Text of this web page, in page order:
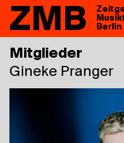
ZMB
Berlin
Mitglieder
Gine­ke Pranger